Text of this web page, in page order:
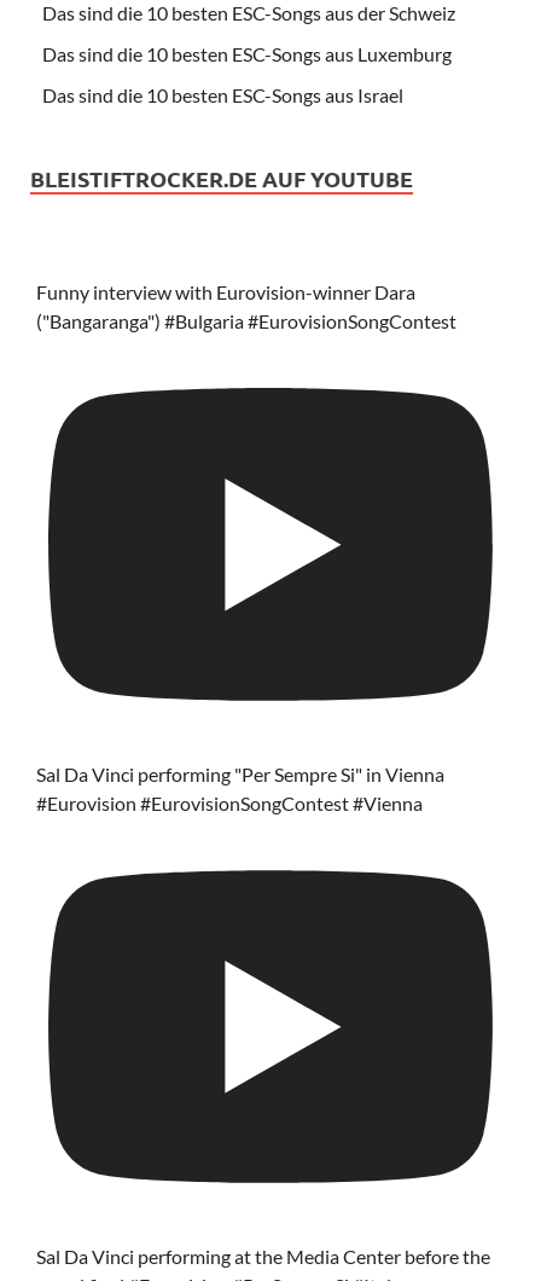
Das sind die 10 besten ESC-Songs aus der Schweiz
Das sind die 10 besten ESC-Songs aus Luxemburg
Das sind die 10 besten ESC-Songs aus Israel
BLEISTIFTROCKER.DE AUF YOUTUBE
Funny interview with Eurovision-winner Dara
("Bangaranga") #Bulgaria #EurovisionSongContest
Sal Da Vinci performing "Per Sempre Si" in Vienna
#Eurovision #EurovisionSongContest #Vienna
Sal Da Vinci performing at the Media Center before the